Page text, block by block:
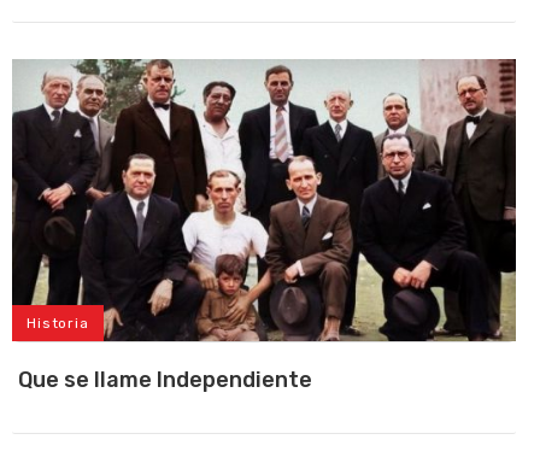
Historia
Que se llame Independiente